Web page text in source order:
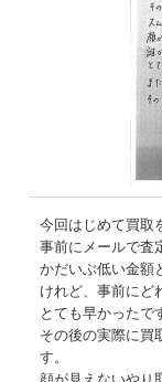
今回はじめて買取
事前にメールで査
かだいぶ低い金額
けれど、事前にど
とても早かったで
その後の実際に買
す。